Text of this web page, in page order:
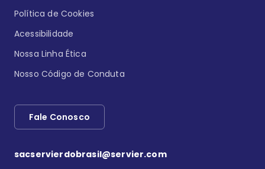
Política de Cookies
Acessibilidade
Nossa Linha Ética
Nosso Código de Conduta
Fale Conosco
sacservierdobrasil@servier.com